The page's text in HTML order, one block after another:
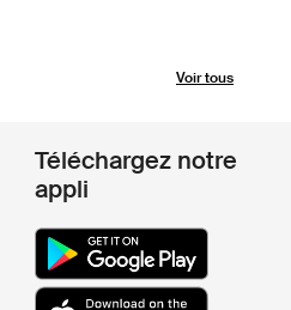
Voir tous
Téléchargez notre
appli